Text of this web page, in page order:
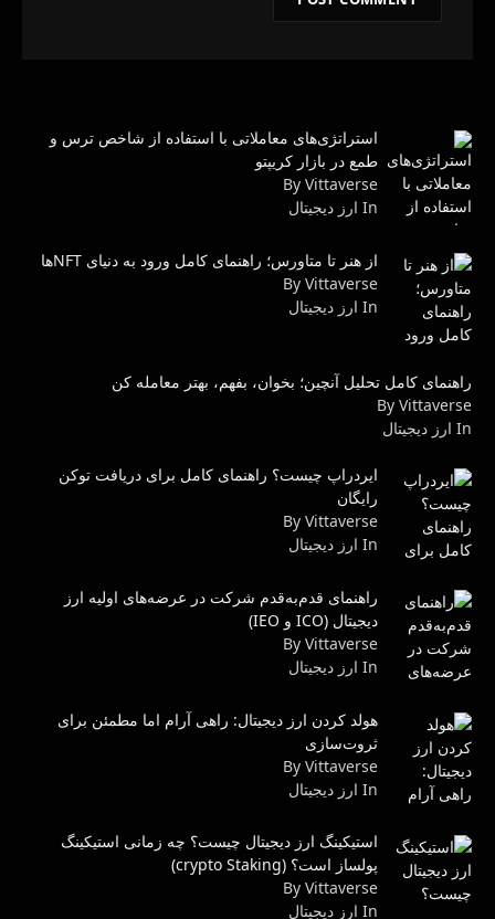
استراتژی‌های معاملاتی با استفاده از شاخص ترس و
طمع در بازار کریپتو
By Vittaverse
In ارز دیجیتال
از هنر تا متاورس؛ راهنمای کامل ورود به دنیای NFTها
By Vittaverse
In ارز دیجیتال
راهنمای کامل تحلیل آنچین؛ بخوان، بفهم، بهتر معامله کن
By Vittaverse
In ارز دیجیتال
ایردراپ چیست؟ راهنمای کامل برای دریافت توکن
رایگان
By Vittaverse
In ارز دیجیتال
راهنمای قدم‌به‌قدم شرکت در عرضه‌های اولیه ارز
دیجیتال (ICO و IEO)
By Vittaverse
In ارز دیجیتال
هولد کردن ارز دیجیتال: راهی آرام اما مطمئن برای
ثروت‌سازی
By Vittaverse
In ارز دیجیتال
استیکینگ ارز دیجیتال چیست؟ چه زمانی استیکینگ
پولساز است؟ (crypto Staking)
By Vittaverse
In ارز دیجیتال